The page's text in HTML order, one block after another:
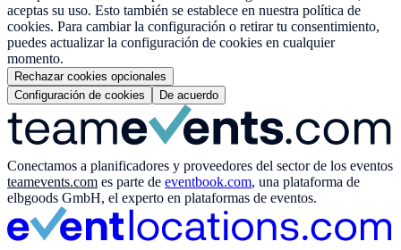
aceptas su uso. Esto también se establece en nuestra política de
cookies. Para cambiar la configuración o retirar tu consentimiento,
puedes actualizar la configuración de cookies en cualquier
momento.
Rechazar cookies opcionales
Configuración de cookies
De acuerdo
Conectamos a planificadores y proveedores del sector de los eventos
teamevents.com es parte de eventbook.com, una plataforma de
elbgoods GmbH, el experto en plataformas de eventos.